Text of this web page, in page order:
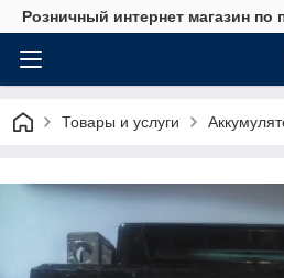
Розничный интернет магазин
Товары и услуги